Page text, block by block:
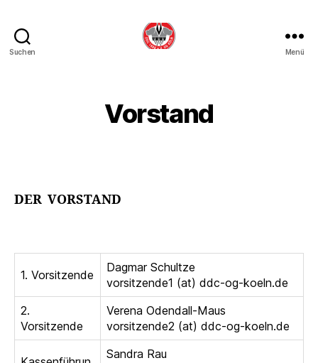
Suchen Menü
Vorstand
DER VORSTAND
1. Vorsitzende
Dagmar Schultze
vorsitzende1 (at) ddc-og-koeln.de
2.
Vorsitzende
Verena Odendall-Maus
vorsitzende2 (at) ddc-og-koeln.de
Sandra Rau